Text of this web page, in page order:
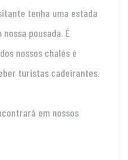
tenha uma estada
pousada. É
nossos chalés é
turistas cadeirantes.
em nossos